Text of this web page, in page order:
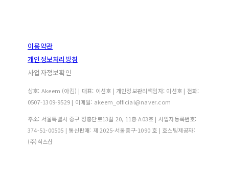
이용약관
개인정보처리방침
사업자정보확인
상호: Akeem (아킴) | 대표: 이선호 | 개인정보관리책임자: 이선호 | 전화:
0507-1309-9529 | 이메일: akeem_official@naver.com
주소: 서울특별시 중구 장충단로13길 20, 11층 A03호 | 사업자등록번호:
374-51-00505 | 통신판매: 제 2025-서울중구-1090 호 | 호스팅제공자:
(주)식스샵